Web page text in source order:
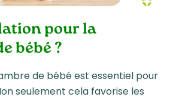
pour la
bébé ?
de bébé est essentiel pour
seulement cela favorise les